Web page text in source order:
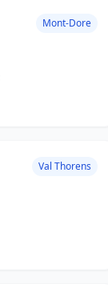
Mont-Dore
Val Thorens